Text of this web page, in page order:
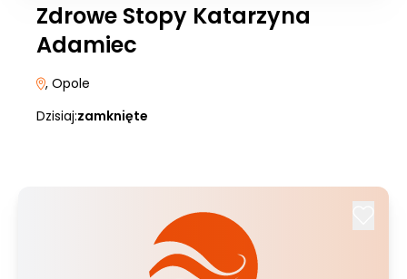
Zdrowe Stopy Katarzyna
Adamiec
, Opole
Dzisiaj:zamknięte